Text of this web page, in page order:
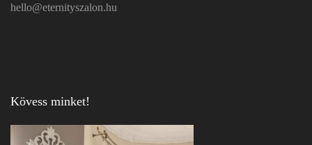
hello@eternityszalon.hu
Kövess minket!